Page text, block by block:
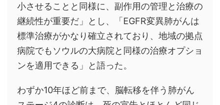
小させることと同様に、副作用の管理と治療の
継続性が重要だ」とし、「EGFR変異肺がんは
標準治療がかなり確立されており、地域の拠点
病院でもソウルの大病院と同様の治療オプショ
ンを適用できる」と語った。
わずか10年ほど前まで、脳転移を伴う肺がん